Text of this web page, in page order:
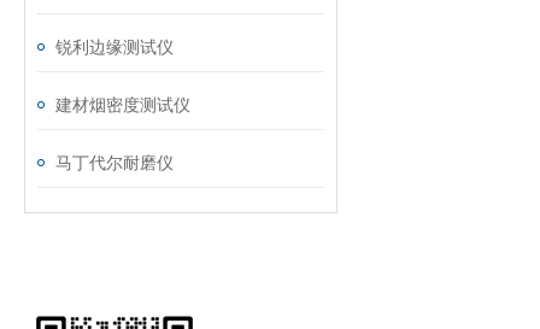
锐利边缘测试仪
建材烟密度测试仪
马丁代尔耐磨仪